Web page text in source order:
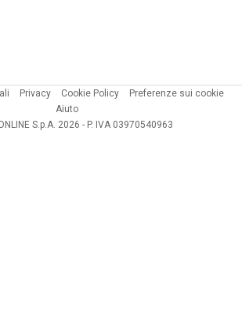
Privacy Cookie Policy
Preferenze sui cookie
Aiuto
S.p.A. 2026 - P. IVA 03970540963